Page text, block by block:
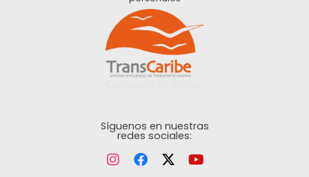
Síguenos en nuestras
redes sociales: